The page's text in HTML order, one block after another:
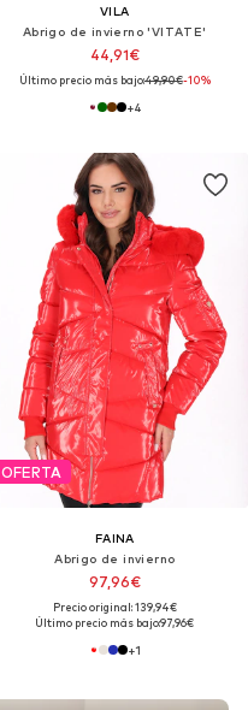
VILA
Abrigo de invierno 'VITATE'
44,91€
Último precio más bajo:49,90€-10%
+4
OFERTA
FAINA
Abrigo de invierno
97,96€
Precio original: 139,94€
Último precio más bajo:97,96€
+1